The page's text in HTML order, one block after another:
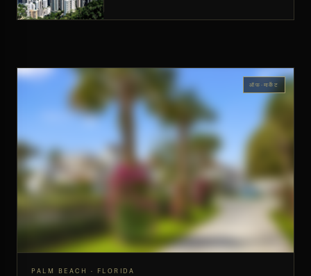
ऑफ-मार्केट
PALM BEACH · FLORIDA